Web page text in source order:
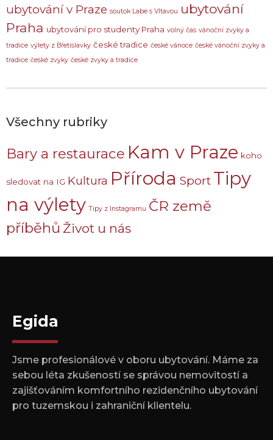
ubytování v Praze soutok Labe s Vltavou ubytování
Praha ubytování pro studenty Praha volný čas vánoční zvyky a
tradice výlety z Břetislavky české tradice české vánoce české vánoční zvyky a
tradice české zvyky české zvyky a tradice
Všechny rubriky
Bary a restaurace Kam v Praze koho
sledovat na IG Kultura Příroda Sport Tipy
na výlety Tipy z Instagramu ČR země
příběhů Život u nás
Egida
Jsme profesionálové v oboru ubytování. Máme za
sebou léta zkušeností se správou nemovitostí a
zajišťováním komfortního rezidenčního ubytování
pro tuzemskou i zahraniční klientelu.